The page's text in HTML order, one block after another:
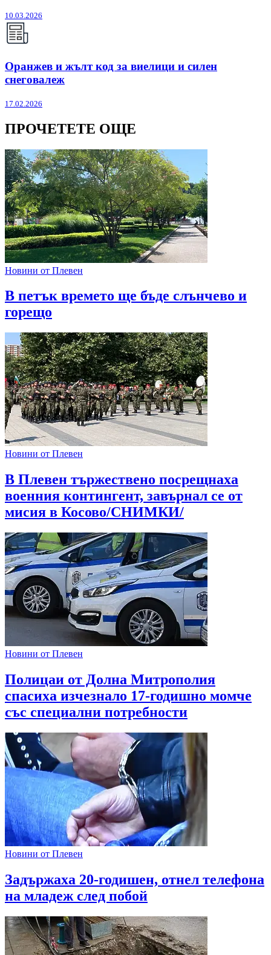
10.03.2026
Оранжев и жълт код за виелици и силен
снеговалеж
17.02.2026
ПРОЧЕТЕТЕ ОЩЕ
Новини от Плевен
В петък времето ще бъде слънчево и
горещо
Новини от Плевен
В Плевен тържествено посрещнаха
военния контингент, завърнал се от
мисия в Косово/СНИМКИ/
Новини от Плевен
Полицаи от Долна Митрополия
спасиха изчезнало 17-годишно момче
със специални потребности
Новини от Плевен
Задържаха 20-годишен, отнел телефона
на младеж след побой